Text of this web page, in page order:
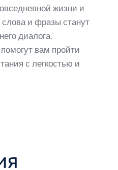
жизни и
и фразы станут
диалога.
вам пройти
с легкостью и